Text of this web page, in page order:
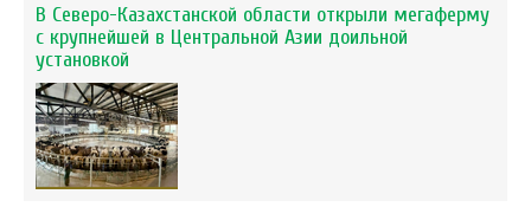
В Северо-Казахстанской области открыли мегаферму
с крупнейшей в Центральной Азии доильной
установкой